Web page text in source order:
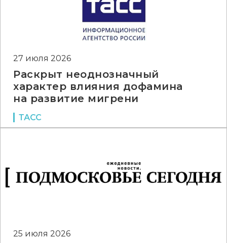
27 июля 2026
Раскрыт неоднозначный
характер влияния дофамина
на развитие мигрени
ТАСС
25 июля 2026